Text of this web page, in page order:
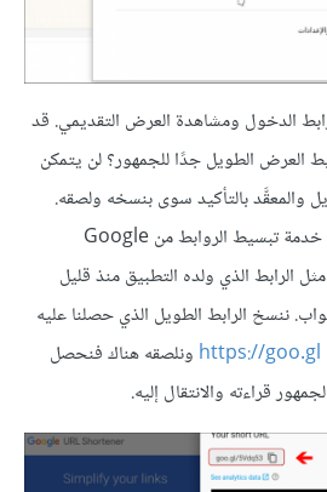
الدخول ومشاهدة العرض التقديمي. قد
العرض الطويل جدًا للجمهور؟ لن يتمكن
والمعقَّد بالتأكيد سوى بنسخه ولصقه.
سنستفيد في هذه الحالة من خدمة تبسيط الروابط من Google
الرابط الذي ولده التطبيق منذ قليل
ننسخ الرابط الطويل الذي حصلنا عليه
https://goo.gl ونلصقه هناك فنحصل
قراءته والانتقال إليه.